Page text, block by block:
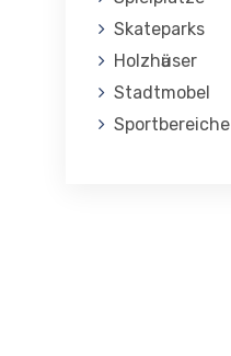
Skateparks
Holzhӓuser
Stadtmobel
Sportbereiche